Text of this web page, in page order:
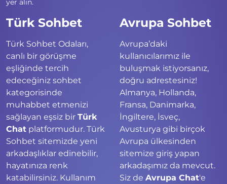
yer alın.
Türk Sohbet
Türk Sohbet Odaları,
canlı bir görüşme
eşliğinde tercih
edeceğiniz sohbet
kategorisinde
muhabbet etmenizi
sağlayan eşsiz bir Türk
Chat platformudur. Türk
Sohbet sitemizde yeni
arkadaşlıklar edinebilir,
hayatınıza renk
katabilirsiniz. Kullanım
Avrupa Sohbet
Avrupa’daki
kullanıcılarımız ile
buluşmak istiyorsanız,
doğru adrestesiniz!
Almanya, Hollanda,
Fransa, Danimarka,
İngiltere, İsveç,
Avusturya gibi birçok
Avrupa ülkesinden
sitemize giriş yapan
arkadaşımız da mevcut.
Siz de Avrupa Chat'e